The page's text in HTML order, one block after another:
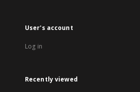
User's account
Log in
Recently viewed